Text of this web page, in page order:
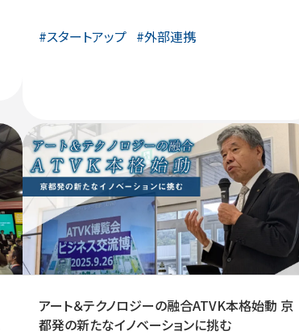
#スタートアップ #外部連携
アート＆テクノロジーの融合ATVK本格始動 京
都発の新たなイノベーションに挑む